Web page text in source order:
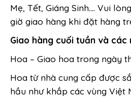
Mẹ, Tết, Giáng Sinh…. Vui
giờ giao hàng khi đặt hàng
Giao hàng cuối tuần và các
Hoa – Giao hoa trong ngày
Hoa từ nhà cung cấp được
hầu như khắp các vùng Việt